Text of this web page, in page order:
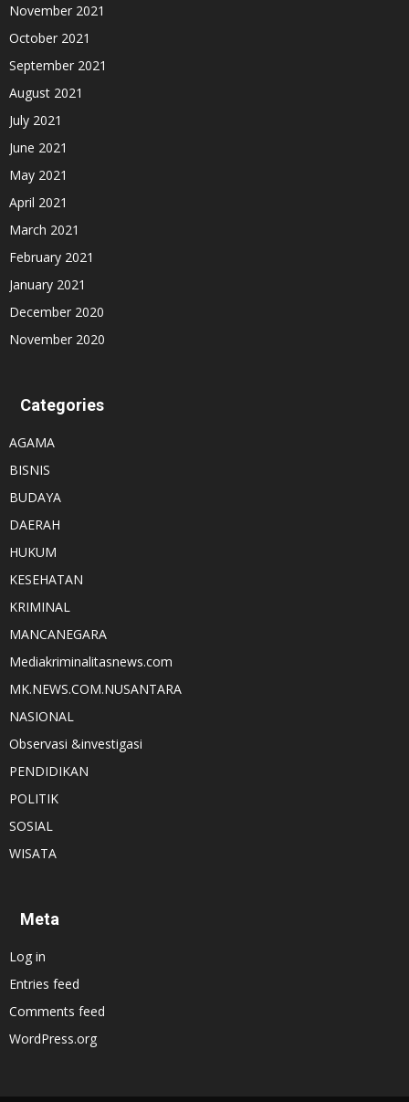
November 2021
October 2021
September 2021
August 2021
July 2021
June 2021
May 2021
April 2021
March 2021
February 2021
January 2021
December 2020
November 2020
Categories
AGAMA
BISNIS
BUDAYA
DAERAH
HUKUM
KESEHATAN
KRIMINAL
MANCANEGARA
Mediakriminalitasnews.com
MK.NEWS.COM.NUSANTARA
NASIONAL
Observasi &investigasi
PENDIDIKAN
POLITIK
SOSIAL
WISATA
Meta
Log in
Entries feed
Comments feed
WordPress.org